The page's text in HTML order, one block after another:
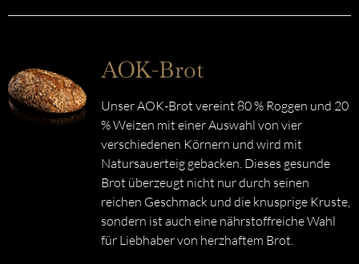
AOK-Brot
Unser AOK-Brot vereint 80 % Roggen und 20
% Weizen mit einer Auswahl von vier
verschiedenen Körnern und wird mit
Natursauerteig gebacken. Dieses gesunde
Brot überzeugt nicht nur durch seinen
reichen Geschmack und die knusprige Kruste,
sondern ist auch eine nährstoffreiche Wahl
für Liebhaber von herzhaftem Brot.